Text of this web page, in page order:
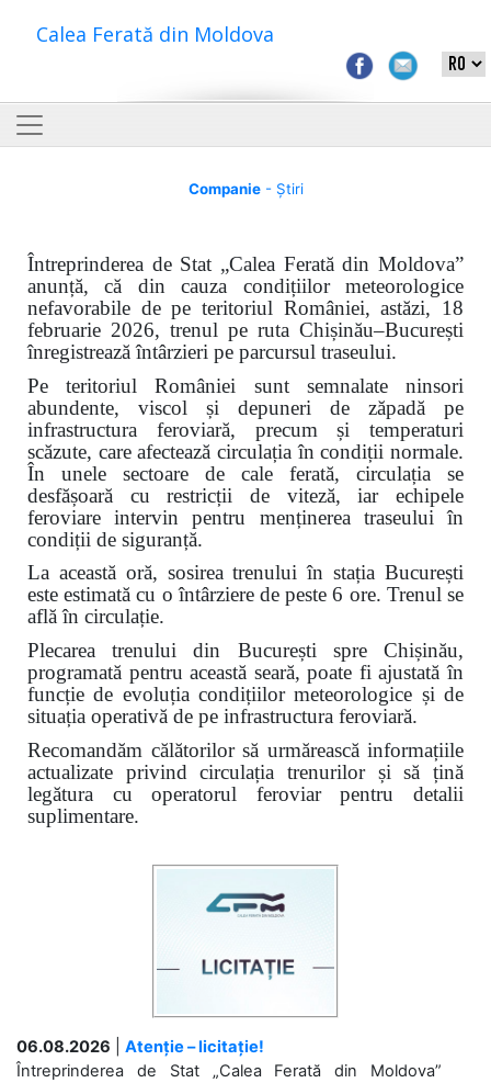
Calea Ferată din Moldova
Companie- Știri
Întreprinderea de Stat „Calea Ferată din Moldova”
anunță, că din cauza condițiilor meteorologice
nefavorabile de pe teritoriul României, astăzi, 18
februarie 2026, trenul pe ruta Chișinău–București
înregistrează întârzieri pe parcursul traseului.
Pe teritoriul României sunt semnalate ninsori
abundente, viscol și depuneri de zăpadă pe
infrastructura feroviară, precum și temperaturi
scăzute, care afectează circulația în condiții normale.
În unele sectoare de cale ferată, circulația se
desfășoară cu restricții de viteză, iar echipele
feroviare intervin pentru menținerea traseului în
condiții de siguranță.
La această oră, sosirea trenului în stația București
este estimată cu o întârziere de peste 6 ore. Trenul se
află în circulație.
Plecarea trenului din București spre Chișinău,
programată pentru această seară, poate fi ajustată în
funcție de evoluția condițiilor meteorologice și de
situația operativă de pe infrastructura feroviară.
Recomandăm călătorilor să urmărească informațiile
actualizate privind circulația trenurilor și să țină
legătura cu operatorul feroviar pentru detalii
suplimentare.
06.08.2026
Atenție – licitație!
Întreprinderea de Stat „Calea Ferată din Moldova”